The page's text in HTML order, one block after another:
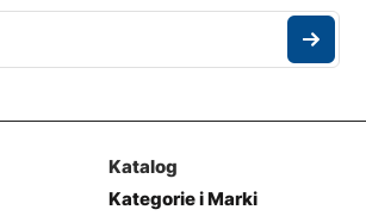
Katalog
Kategorie i Marki